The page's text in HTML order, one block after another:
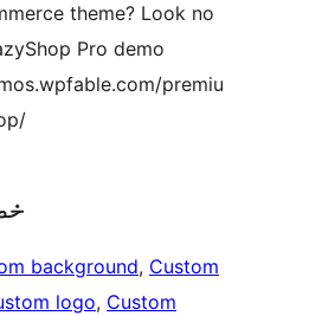
theme? Look no
Pro demo
premiu
background, Custom
logo, Custom